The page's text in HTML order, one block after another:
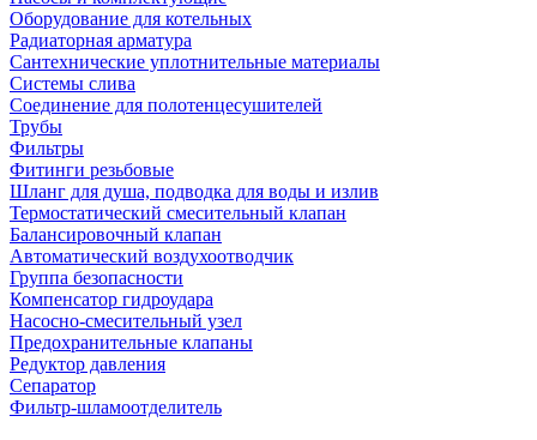
Оборудование для котельных
Радиаторная арматура
Сантехнические уплотнительные материалы
Системы слива
Соединение для полотенцесушителей
Трубы
Фильтры
Фитинги резьбовые
Шланг для душа, подводка для воды и излив
Термостатический смесительный клапан
Балансировочный клапан
Автоматический воздухоотводчик
Группа безопасности
Компенсатор гидроудара
Насосно-смесительный узел
Предохранительные клапаны
Редуктор давления
Сепаратор
Фильтр-шламоотделитель